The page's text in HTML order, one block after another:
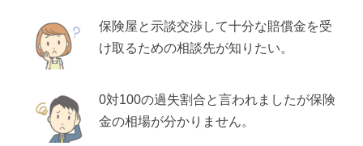
保険屋と示談交渉して十分な賠償金を受
け取るための相談先が知りたい。
0対100の過失割合と言われましたが保険
金の相場が分かりません。